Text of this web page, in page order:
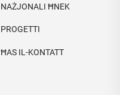
NAŻJONALI ĦNEK
PROGETTI
ĦAS IL-KONTATT